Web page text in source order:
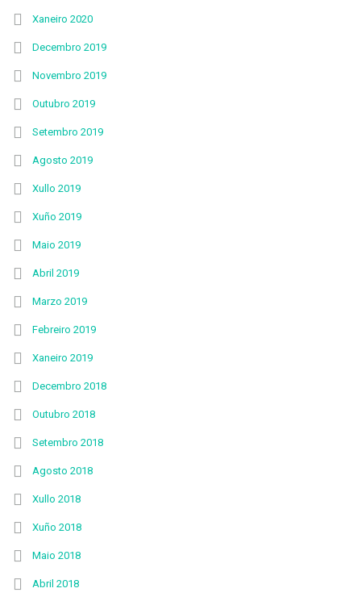
Xaneiro 2020
Decembro 2019
Novembro 2019
Outubro 2019
Setembro 2019
Agosto 2019
Xullo 2019
Xuño 2019
Maio 2019
Abril 2019
Marzo 2019
Febreiro 2019
Xaneiro 2019
Decembro 2018
Outubro 2018
Setembro 2018
Agosto 2018
Xullo 2018
Xuño 2018
Maio 2018
Abril 2018